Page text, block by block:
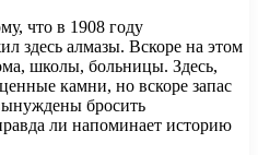
что в 1908 году
здесь алмазы. Вскоре на этом
школы, больницы. Здесь,
камни, но вскоре запас
бросить
ли напоминает историю